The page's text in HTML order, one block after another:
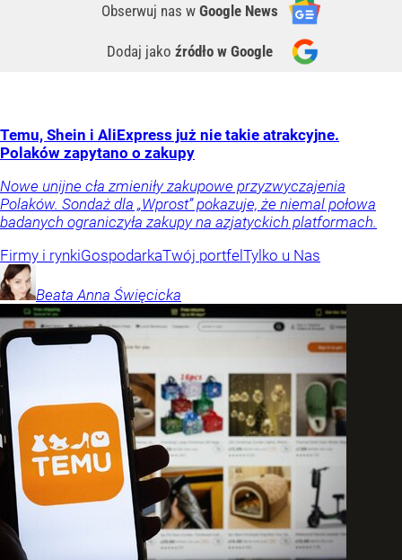
Obserwuj nas w Google News
Dodaj jako źródło w Google
Temu, Shein i AliExpress już nie takie atrakcyjne.
Polaków zapytano o zakupy
Nowe unijne cła zmieniły zakupowe przyzwyczajenia
Polaków. Sondaż dla „Wprost” pokazuje, że niemal połowa
badanych ograniczyła zakupy na azjatyckich platformach.
Firmy i rynkiGospodarkaTwój portfelTylko u Nas
Beata Anna Święcicka